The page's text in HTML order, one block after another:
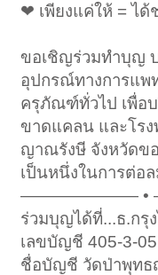
❤ เพียงแค่ให้ = ได้
ขอเชิญร่วมทำบุญ
อุปกรณ์ทางการแ
ครุภัณฑ์ทั่วไป เพื่อ
ขาดแคลน และโร
ญาณรังษี จังหวัดข
เป็นหนึ่งในการต่อ
———————
ร่วมบุญได้ที่...ธ.กรุ
เลขบัญชี 405-3-
ชื่อบัญชี วัดป่าพุทธ